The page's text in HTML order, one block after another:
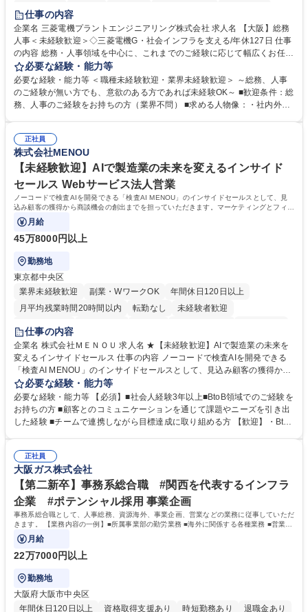
退職金あり
駅近5分以内
土日祝休み 服装自由 寮・社宅あり 食事補助あり
仕事の内容
企業名 三菱電機プラントエンジニアリング株式会社 求人名 【大阪】総務
人事＜未経験歓迎＞◇三菱電機G・社会インフラを支える/年休127日 仕事
の内容 総務・人事領域を中心に、これまでのご経験に応じて幅広くお任せ
します。 ＜具体的には＞ ・総務/人事労務（給与・社保・勤怠管理など）
・採用・教育研修 ・福利厚生運用 など ※基本的には事務所勤務ですが、
採用や教育等の業務内容により、関西圏以外への日帰り・宿泊を伴う国内
出張もございます。 ※担当業務を持ちつつ、お互いに助け合いながら、総
必要な経験・能力等
必要な経験・能力等 ＜職種未経験歓迎・業界未経験歓迎＞ ～総務、人事
のご経験が無い方でも、意欲のある方であれば未経験OK～ ■歓迎条件：総
務、人事のご経験をお持ちの方（業界不問） ■求める人物像：・社内外の
正社員
株式会社MENOU
【未経験歓迎】AIで製造業の未来を変えるインサイド
セールス Webサービス法人営業
ノーコードで検査AIを開発できる「検査AI MENOU」のインサイドセールスとして、見
込み顧客の獲得から商談機会の創出までを担っていただきます。マーケティングとフィー
ルドセールスをつなぐ役割として、
月給
45万8000円以上
勤務地
東京都中央区
業界未経験歓迎
副業・WワークOK
年間休日120日以上
月平均残業時間20時間以内
転勤なし
未経験者歓迎
時短勤務あり
駅近5分以内
土日祝休み 服装自由
仕事の内容
企業名 株式会社ＭＥＮＯＵ 求人名 ★【未経験歓迎】AIで製造業の未来を
変えるインサイドセールス 仕事の内容 ノーコードで検査AIを開発できる
「検査AI MENOU」のインサイドセールスとして、見込み顧客の獲得から
商談機会の創出までを担っていただきます。マーケティングとフィールド
セールスをつなぐ役割として、 適切なタイミングで顧客とコミュニケーシ
ョンを取りながら、受注につながる商談機会の最大化を目指します。 【具
体的な仕事内容】 リードへの電話・メールによるアプローチ/リードナー
実行/フィールドセールスへの案件連携 募集職種 ★【未経験歓迎】AIで製
造業の未来を変えるインサイドセールス
必要な経験・能力等
必要な経験・能力等 【必須】■社会人経験3年以上■BtoB領域でのご経験を
お持ちの方 ■顧客とのコミュニケーションを通じて課題やニーズを引き出
した経験 ■チームで連携しながら目標達成に取り組める方 【歓迎】・BtoB
企画・実行経験 ・CRM・リードナーチャリングに関する知見 ・データを
もとに営業プロセスを改善した経験 学歴・資格 学歴：大学院 大学 高専 短
大 専修学校 高校 語学力： 資格：
正社員
大阪ガス株式会社
【第二新卒】事務系総合職 #関西を代表するインフラ
企業 #ポテンシャル採用 事業企画
事務系総合職として、人事総務、資源海外、事業企画、営業などの業務に従事していただ
きます。 【業務内容の一例】■所属事業部の勤労業務 ■海外に関係する各種業務 ■営業部
門の企画スタッフ、ルート営業
月給
22万7000円以上
勤務地
大阪府大阪市中央区
年間休日120日以上
資格取得支援あり 時短勤務あり
退職金あり